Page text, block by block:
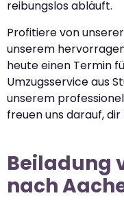
reibungslos abläuft.
Profitiere von
unserem
heute einen Termin
Umzugsservice aus
unserem
freuen uns darauf,
Beiladung
nach